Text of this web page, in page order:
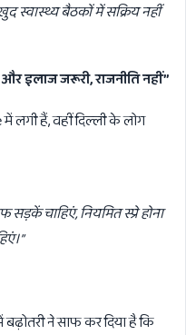
स्वास्थ्य बैठकों में सक्रिय नहीं
इलाज जरूरी,राजनीति नहीं”
में लगी हैं, वहीं दिल्ली के लोग
सड़कें चाहिएं,नियमित स्प्रे होना
ने साफ कर दिया है कि